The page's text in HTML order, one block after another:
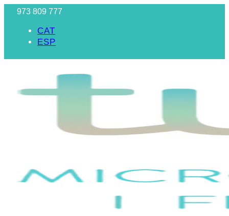
973 809 777
CAT
ESP